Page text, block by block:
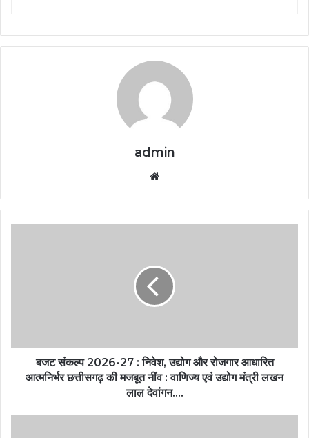
admin
बजट संकल्प 2026-27 : निवेश, उद्योग और रोजगार आधारित
आत्मनिर्भर छत्तीसगढ़ की मजबूत नींव : वाणिज्य एवं उद्योग मंत्री लखन
लाल देवांगन….